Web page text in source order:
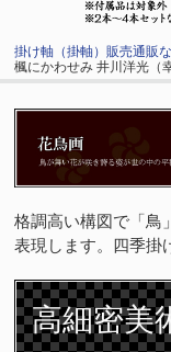
掛け軸（掛軸）販売通販
楓にかわせみ 井川洋光（
格調高い構図で「鳥
表現します。四季掛
高細密美